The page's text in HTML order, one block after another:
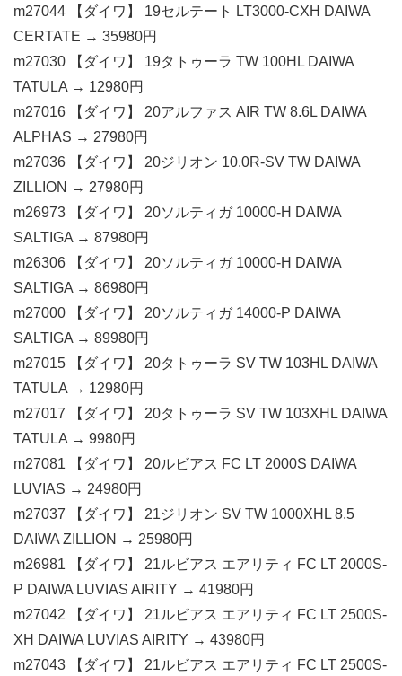
m27044 【ダイワ】 19セルテート LT3000-CXH DAIWA
CERTATE → 35980円
m27030 【ダイワ】 19タトゥーラ TW 100HL DAIWA
TATULA → 12980円
m27016 【ダイワ】 20アルファス AIR TW 8.6L DAIWA
ALPHAS → 27980円
m27036 【ダイワ】 20ジリオン 10.0R-SV TW DAIWA
ZILLION → 27980円
m26973 【ダイワ】 20ソルティガ 10000-H DAIWA
SALTIGA → 87980円
m26306 【ダイワ】 20ソルティガ 10000-H DAIWA
SALTIGA → 86980円
m27000 【ダイワ】 20ソルティガ 14000-P DAIWA
SALTIGA → 89980円
m27015 【ダイワ】 20タトゥーラ SV TW 103HL DAIWA
TATULA → 12980円
m27017 【ダイワ】 20タトゥーラ SV TW 103XHL DAIWA
TATULA → 9980円
m27081 【ダイワ】 20ルビアス FC LT 2000S DAIWA
LUVIAS → 24980円
m27037 【ダイワ】 21ジリオン SV TW 1000XHL 8.5
DAIWA ZILLION → 25980円
m26981 【ダイワ】 21ルビアス エアリティ FC LT 2000S-
P DAIWA LUVIAS AIRITY → 41980円
m27042 【ダイワ】 21ルビアス エアリティ FC LT 2500S-
XH DAIWA LUVIAS AIRITY → 43980円
m27043 【ダイワ】 21ルビアス エアリティ FC LT 2500S-